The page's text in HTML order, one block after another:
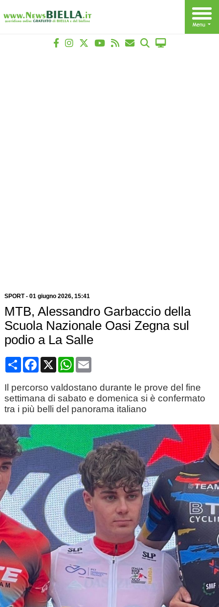
SPORT- 01 giugno 2026, 15:41
MTB, Alessandro Garbaccio della
Scuola Nazionale Oasi Zegna sul
podio a La Salle
CondividiFacebook
X WhatsApp
Email
Il percorso valdostano durante le prove del fine
settimana di sabato e domenica si è confermato
tra i più belli del panorama italiano